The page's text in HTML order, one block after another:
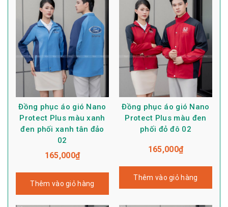
Đồng phục áo gió Nano
Protect Plus màu xanh
đen phối xanh tân đảo
02
165,000₫
Thêm vào giỏ hàng
Đồng phục áo gió Nano
Protect Plus màu đen
phối đỏ đô 02
165,000₫
Thêm vào giỏ hàng